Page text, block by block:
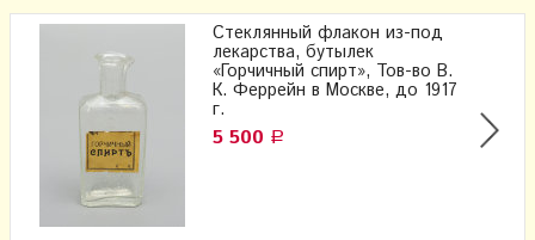
Стеклянный флакон из-под
лекарства, бутылек
«Горчичный спирт», Тов-во В.
К. Феррейн в Москве, до 1917
г.
5 500 Р